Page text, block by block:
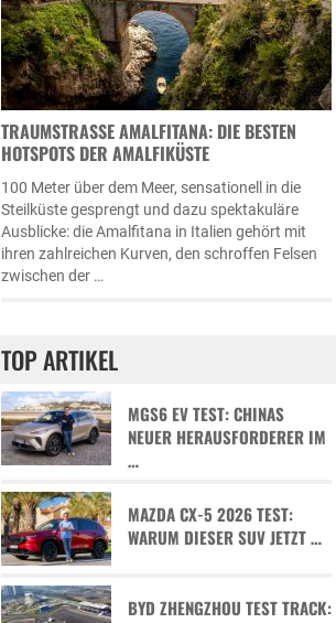
TRAUMSTRASSE AMALFITANA: DIE BESTEN H
OTSPOTS DER AMALFIKÜSTE
100 Meter über dem Meer, sensationell in die
Steilküste gesprengt und dazu spektakuläre
Ausblicke: die Amalfitana in Italien gehört mit
ihren zahlreichen Kurven, den schroffen Felsen
zwischen der …
TOP ARTIKEL
MGS6 EV TEST: CHINAS
NEUER HERAUSFORDERER IM
…
MAZDA CX-5 2026 TEST:
WARUM DIESER SUV JETZT …
BYD ZHENGZHOU TEST TRACK: